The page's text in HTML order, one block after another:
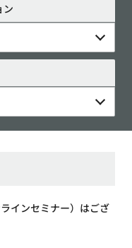
ン
インセミナー）はござ